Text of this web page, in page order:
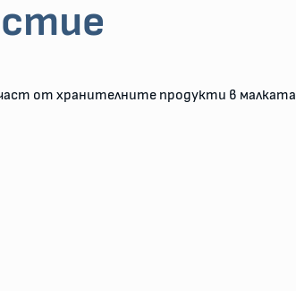
от хранителните продукти в малката